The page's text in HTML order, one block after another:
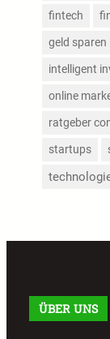
fintech
geld sparen
intelligent
online
ratgeber
startups
ÜBER UNS